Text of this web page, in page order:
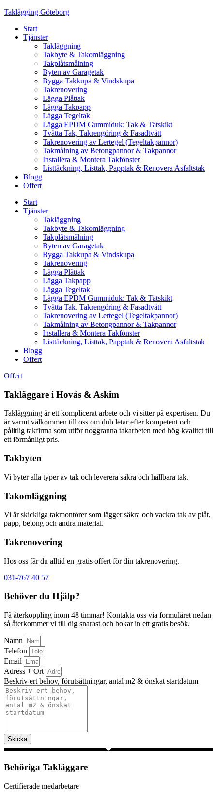
Skip
content
Taklägging Göteborg
Start
Tjänster
Takläggning
Takbyte & Takomläggning
Takplåtsmålning
Byten av Garagetak
Bygga Takkupa & Vindskupa
Takrenovering
Lägga Plåttak
Lägga Takpapp
Lägga Tegeltak
Lägga EPDM Gummiduk: Tak & Tätskikt
Tvätta Tak, Takrengöring & Fasadtvätt
Takrenovering av Lertegel (Tegeltakpannor)
Takmålning av Betongpannor & Takpannor
Installera & Montera Takfönster
Listtäckning, Listtak, Papptak & Renovera Asfaltstak
Blogg
Offert
Start
Tjänster
Takläggning
Takbyte & Takomläggning
Takplåtsmålning
Byten av Garagetak
Bygga Takkupa & Vindskupa
Takrenovering
Lägga Plåttak
Lägga Takpapp
Lägga Tegeltak
Lägga EPDM Gummiduk: Tak & Tätskikt
Tvätta Tak, Takrengöring & Fasadtvätt
Takrenovering av Lertegel (Tegeltakpannor)
Takmålning av Betongpannor & Takpannor
Installera & Montera Takfönster
Listtäckning, Listtak, Papptak & Renovera Asfaltstak
Blogg
Offert
Offert
Takläggare i Hovås & Askim
Takläggning är ett komplicerat arbete och vi sitter på expertisen. Du
är varmt välkommen till oss om dub letar efter kompetent och
pålitlig takfirma som utför noggranna takarbeten med hög kvalitet till
ett förmånligt pris.
Takbyten
Vi byter alla typer av tak och leverera säkra och hållbara tak.
Takomläggning
Vi är skickliga takmontörer som lägger säkra och vackra tak av plåt,
papp, betong och andra material.
Takrenovering
Hos oss får du alltid en gratis offert för din takrenovering.
031-767 40 57
Behöver du Hjälp?
Få återkoppling inom 48 timmar! Kontakta oss via formuläret nedan
så återkommer vi till dig snarast och bokar in ett gratis besök.
Namn
Telefon
Email
Adress + Ort
Beskriv ert behov, förutsättningar, antal m2 & önskat startdatum
Skicka
Behöriga Takläggare
Certifierade medarbetare